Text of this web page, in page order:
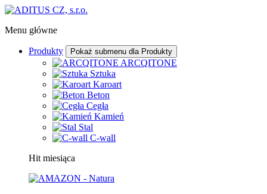
Menu główne
Produkty Pokaż submenu dla Produkty
ARCQITONE
Sztuka
Karoart
Beton
Cegła
Kamień
Stal
C-wall
Hit miesiąca